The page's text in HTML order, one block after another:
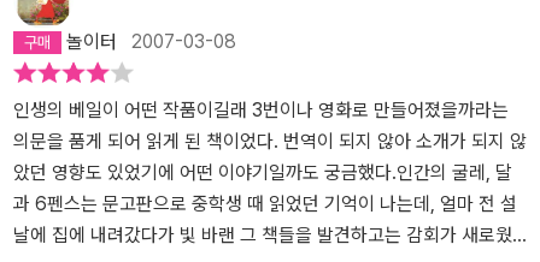
막으로 하는 말, '전 희망과 용기가 있어요.' (p.329) 첫 장면에서 자
신의 불륜 현장이 들켰을까봐 조마조마 하며 깜짝 놀라던 그녀가 마
지막에 가서는 자신의 잘못과 어리석음을 깨닫고 희망과 용기를 가진
새로운 강인한 여인으로 다시 태어나는 모습은 참으로 기분좋은 결말
이다. 그렇지만 이런 결말이 유치하지 않고 억지스럽지 않은 건 바로
서머셋 몸이기에 가능한 것이 아닌가 싶다.
의 눈부신 치맛바람 덕에 두 눈이 정수리 꼭대기까지 올라가 처음엔
최고의 상대를 만나기 위해 조건을 따지느라 결혼을 늦췄지만, 어느
새 너무 나이를 먹어 아무도 쳐다보지 않는 상태가 됐을 때, 못생긴 외
모 때문에 가스틴 부인의 눈 밖에 났던 동생 도리스가 먼저 준남작의
아들과 약혼을 한다. 그리하여 동생보다 늦은 결혼을 할 수 없다는 쓸
데없는 오기가 생겼을 때, 딱 맞춤하게 나타난 이가 바로 지금 남편 월
터 페인이었던 거다. 역시 인생에서는 타이밍이 아주 중요하게 작용
할 때가 종종 있다. 월터 페인은 아내 키티가 자신을 전혀 사랑하지 않
은 삶을 주겠다고 결심하면서 맺는 이야기 속에서 나는 결혼에 대한
생각을 했다. 여성에게 어쩌면 강요,되는 정절의 의무는 결혼이란 계
약 가운데, 가장 중요한 부분이라고 생각하는 거다. 여전히 성교와 임
신을 떼어낼 수는 없고, 결혼이란 계약없이 태어나는 아이들은 보호
자가 줄어드는 만큼 위태롭다. 아이를 원했던 여성인 내가, 그 아이가
자신의 아이라는 보증을 원하는 남자와 종신의 계약을 체결한다면,
그 안에서 서로가 져야 하는 책임은 그런 거라는 생각이 드는 거다. 결
혼은, 미래를 아이를 위한 계약이지 나를 위한 계약이 아니라고 나는
상 어느 정도의 거리를 둘 수 밖에 없는 월터를 그녀는 경멸하게 된다.
그리고, 그녀 앞에 나타난 남자 ,부총독인 찰스 타운센드의 멋진 몸과
파란 눈,사교적인 매력에 푹빠져서 그를 사랑하게 된다.월터는 그녀
의 배신에 분노하고, 그녀를 콜레라가 창궐하고 있는 중국 변방의 메
이탄푸로 데려간다. 서로에게 씻을 수 없는 상처를 입혔고, 키티는 믿
었던 찰스에게마저 배신당한 아픔으로 자살과도 같은 여행길에 오르
게 된다.그곳 수녀원에서 수녀를 보고 감명받아 헌신하며, 지금까지
살아온 것과 다른 인생에 눈을 뜬다.그렇고 그런 연애소설로 보였던
놀이터 2007-03-08
인생의 베일이 어떤 작품이길래 3번이나 영화로 만들어졌을까라는
의문을 품게 되어 읽게 된 책이었다. 번역이 되지 않아 소개가 되지 않
았던 영향도 있었기에 어떤 이야기일까도 궁금했다.인간의 굴레, 달
과 6펜스는 문고판으로 중학생 때 읽었던 기억이 나는데, 얼마 전 설
날에 집에 내려갔다가 빛 바랜 그 책들을 발견하고는 감회가 새로웠